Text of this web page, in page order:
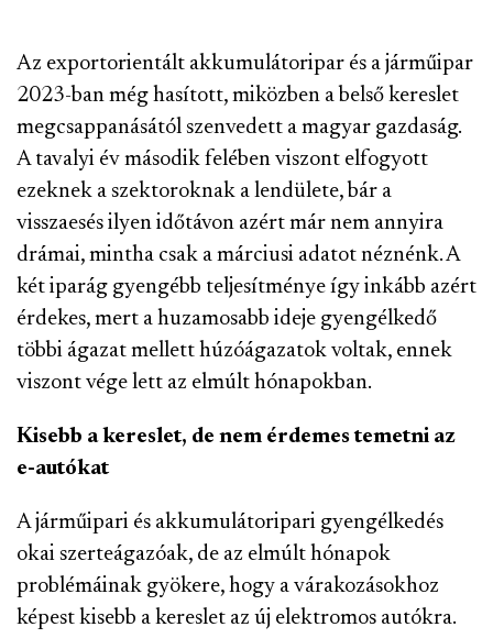
Az exportorientált akkumulátoripar és a járműipar
2023-ban még hasított, miközben a belső kereslet
megcsappanásától szenvedett a magyar gazdaság.
A tavalyi év második felében viszont elfogyott
ezeknek a szektoroknak a lendülete, bár a
visszaesés ilyen időtávon azért már nem annyira
drámai, mintha csak a márciusi adatot néznénk. A
két iparág gyengébb teljesítménye így inkább azért
érdekes, mert a huzamosabb ideje gyengélkedő
többi ágazat mellett húzóágazatok voltak, ennek
viszont vége lett az elmúlt hónapokban.
Kisebb a kereslet, de nem érdemes temetni az
e-autókat
A járműipari és akkumulátoripari gyengélkedés
okai szerteágazóak, de az elmúlt hónapok
problémáinak gyökere, hogy a várakozásokhoz
képest kisebb a kereslet az új elektromos autókra.